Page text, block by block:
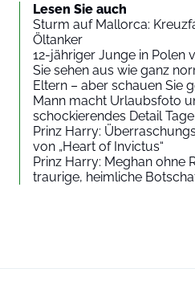
Lesen Sie auch
Sturm auf Mallorca:
Öltanker
12-jähriger Junge in Polen
Sie sehen aus wie ganz
Eltern – aber schauen Sie
Mann macht Urlaubsfoto
schockierendes Detail
Prinz Harry:
von „Heart of Invictus“
Prinz Harry: Meghan ohne
traurige, heimliche